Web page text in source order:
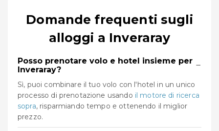
Domande frequenti sugli
alloggi a Inveraray
Posso prenotare volo e hotel insieme per
Inveraray?
−
Sì, puoi combinare il tuo volo con l'hotel in un unico
processo di prenotazione usando il motore di ricerca
sopra, risparmiando tempo e ottenendo il miglior
prezzo.